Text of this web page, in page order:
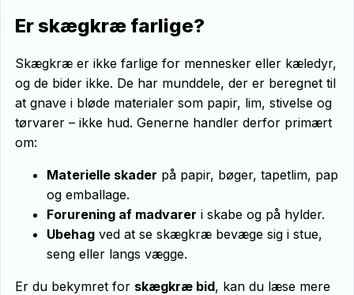
Er skægkræ farlige?
Skægkræ er ikke farlige for mennesker eller kæledyr,
og de bider ikke. De har munddele, der er beregnet til
at gnave i bløde materialer som papir, lim, stivelse og
tørvarer – ikke hud. Generne handler derfor primært
om:
Materielle skader på papir, bøger, tapetlim, pap
og emballage.
Forurening af madvarer i skabe og på hylder.
Ubehag ved at se skægkræ bevæge sig i stue,
seng eller langs vægge.
Er du bekymret for skægkræ bid, kan du læse mere